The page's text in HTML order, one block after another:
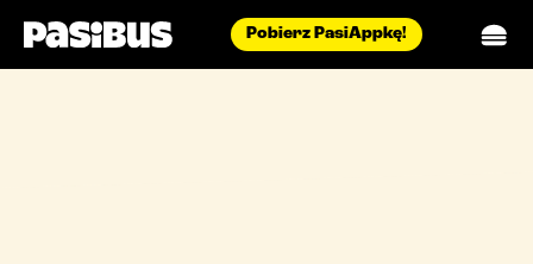
Pobierz PasiAppkę!